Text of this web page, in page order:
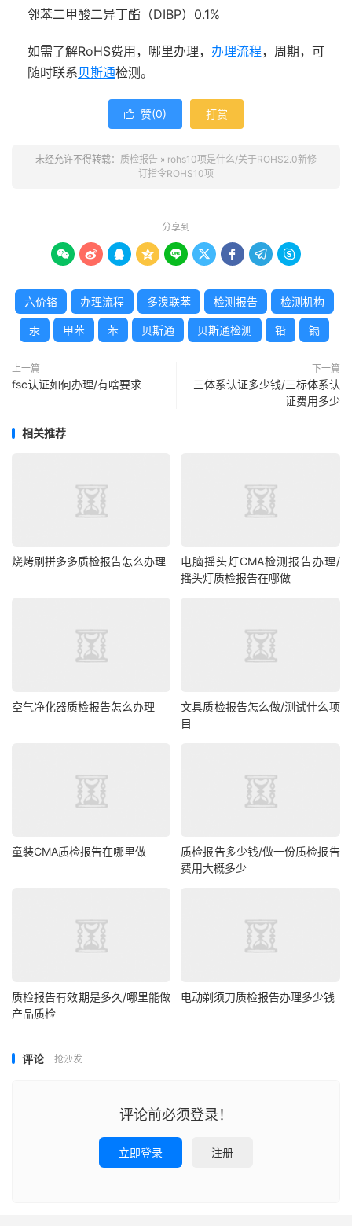
邻苯二甲酸二异丁酯（DIBP）0.1%
如需了解RoHS费用，哪里办理， 办理流程，周期，可
随时联系贝斯通检测。
 赞(0) 打赏
未经允许不得转载： 质检报告 » rohs10项是什么/关于ROHS2.0新修
订指令ROHS10项
分享到
        
六价铬 办理流程 多溴联苯 检测报告 检测机构
汞 甲苯 苯 贝斯通 贝斯通检测 铅 镉
上一篇
fsc认证如何办理/有啥要求
下一篇
三体系认证多少钱/三标体系认
证费用多少
相关推荐
烧烤刷拼多多质检报告怎么办理
电脑摇头灯CMA检测报告办理/
摇头灯质检报告在哪做
空气净化器质检报告怎么办理
文具质检报告怎么做/测试什么项
目
童装CMA质检报告在哪里做
质检报告多少钱/做一份质检报告
费用大概多少
质检报告有效期是多久/哪里能做
产品质检
电动剃须刀质检报告办理多少钱
评论 抢沙发
评论前必须登录！
立即登录 注册